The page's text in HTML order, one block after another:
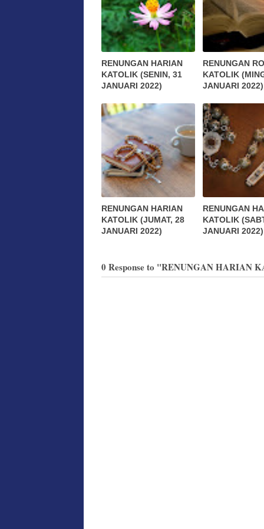
RENUNGAN HARIAN
KATOLIK (SENIN, 31
JANUARI 2022)
RENUNGAN
KATOLIK
JANUARI 2022)
RENUNGAN HARIAN
KATOLIK (JUMAT, 28
JANUARI 2022)
RENUNGAN
KATOLIK
JANUARI 2022)
0 Response to "RENUNGAN HARIAN